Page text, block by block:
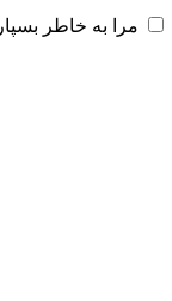
مرا به خاطر بسپار